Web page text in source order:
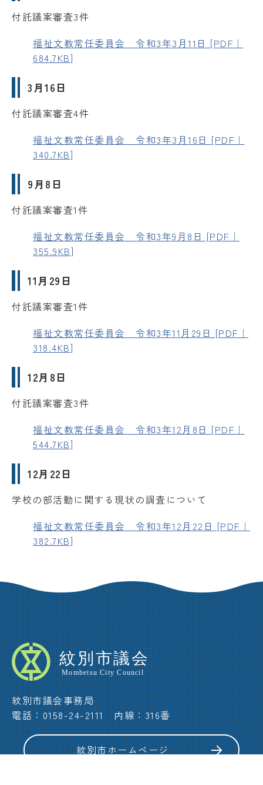
付託議案審査3件
福祉文教常任委員会 令和3年3月11日 [PDF｜
684.7KB]
3月16日
付託議案審査4件
福祉文教常任委員会 令和3年3月16日 [PDF｜
340.7KB]
9月8日
付託議案審査1件
福祉文教常任委員会 令和3年9月8日 [PDF｜
355.9KB]
11月29日
付託議案審査1件
福祉文教常任委員会 令和3年11月29日 [PDF｜
318.4KB]
12月8日
付託議案審査3件
福祉文教常任委員会 令和3年12月8日 [PDF｜
544.7KB]
12月22日
学校の部活動に関する現状の調査について
福祉文教常任委員会 令和3年12月22日 [PDF｜
382.7KB]
紋別市議会事務局
電話：0158-24-2111 内線：316番
紋別市ホームページ